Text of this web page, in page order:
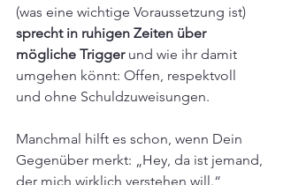
(was eine wichtige Voraussetzung ist)
sprecht in ruhigen Zeiten über
mögliche Trigger und wie ihr damit
umgehen könnt: Offen, respektvoll
und ohne Schuldzuweisungen.
Manchmal hilft es schon, wenn Dein
Gegenüber merkt: „Hey, da ist jemand,
der mich wirklich verstehen will.“